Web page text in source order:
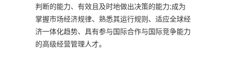
判断的能力、有效且及时地做出决策的能力;成为
掌握市场经济规律、熟悉其运行规则、适应全球经
济一体化趋势、具有参与国际合作与国际竞争能力
的高级经营管理人才。